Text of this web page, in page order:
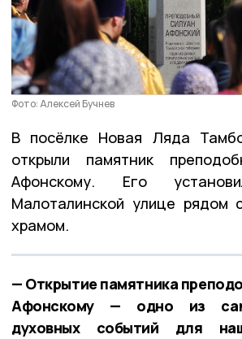
Фото: Алексей Бучнев
В посёлке Новая Ляда
открыли памятник
Афонскому. Его
Малоталинской улице рядом
храмом.
— Открытие памятника
Афонскому — одно из
духовных событий для